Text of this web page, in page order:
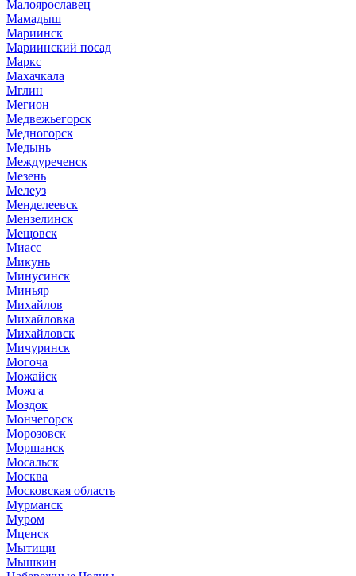
Малоярославец
Мамадыш
Мариинск
Мариинский посад
Маркс
Махачкала
Мглин
Мегион
Медвежьегорск
Медногорск
Медынь
Междуреченск
Мезень
Мелеуз
Менделеевск
Мензелинск
Мещовск
Миасс
Микунь
Минусинск
Миньяр
Михайлов
Михайловка
Михайловск
Мичуринск
Могоча
Можайск
Можга
Моздок
Мончегорск
Морозовск
Моршанск
Мосальск
Москва
Московская область
Мурманск
Муром
Мценск
Мытищи
Мышкин